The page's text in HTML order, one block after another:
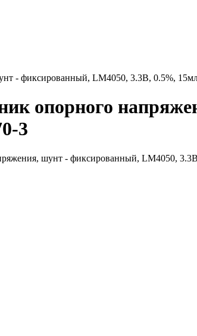
- фиксированный, LM4050, 3.3В, 0.5%,
опорного
3